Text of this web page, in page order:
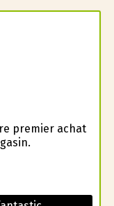
premier achat